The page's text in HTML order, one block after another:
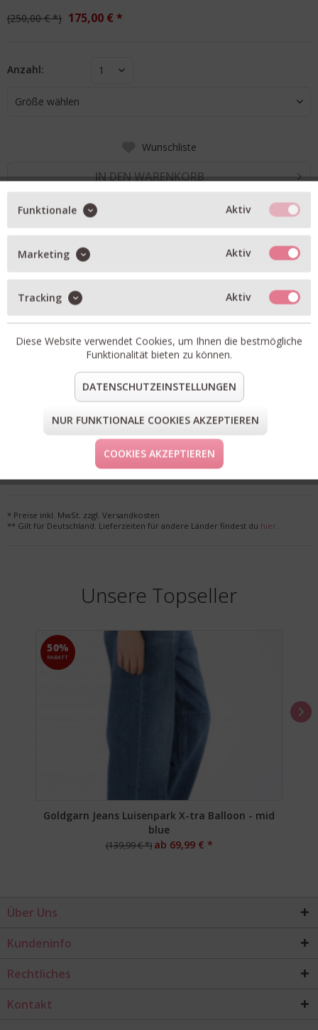
250,00 € * 175,00 € *
Anzahl: 1
Größe wählen
Wunschliste
IN DEN WARENKORB
BESCHREIBUNG
Jeans Glow-Up in midblue
weites Bein
highwaist
softe Haptik
Artikel-Nr.:
C21004-16F-3R-MBL
teilen
pin it mail
FORM & GRÖSSE
LIEFERUNG & KOSTENLOSE RETOURE
* Preise inkl. MwSt. zzgl. Versandkosten
** Gilt für Deutschland. Lieferzeiten für andere Länder findest du hier.
Unsere Topseller
50%
RABATT
Goldgarn Jeans Luisenpark X-tra Balloon - mid
blue
(139,99 € *) ab 69,99 € *
Über Uns
Kundeninfo
Rechtliches
Kontakt
Funktionale Aktiv
Marketing Aktiv
Tracking Aktiv
Diese Website verwendet Cookies, um Ihnen die bestmögliche
Funktionalität bieten zu können.
DATENSCHUTZEINSTELLUNGEN
NUR FUNKTIONALE COOKIES AKZEPTIEREN
COOKIES AKZEPTIEREN